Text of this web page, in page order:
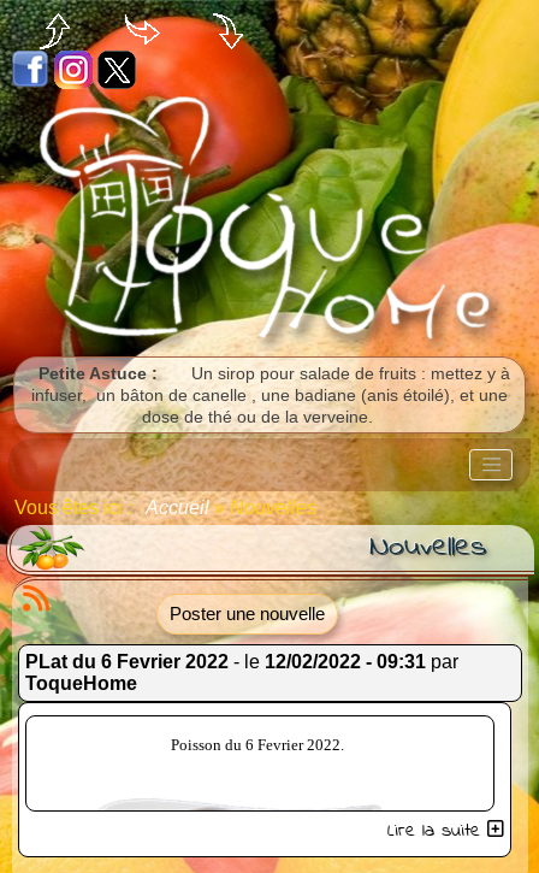
Petite Astuce :
Un sirop pour salade de fruits : mettez y à
infuser, un bâton de canelle , une badiane (anis étoilé), et une
dose de thé ou de la verveine.
Vous êtes ici :Accueil»Nouvelles
Nouvelles
Poster une nouvelle
PLat du 6 Fevrier 2022 - le 12/02/2022 - 09:31par
ToqueHome
Poisson du 6 Fevrier 2022.
Lire la suite
Panneau de gestion des cookies